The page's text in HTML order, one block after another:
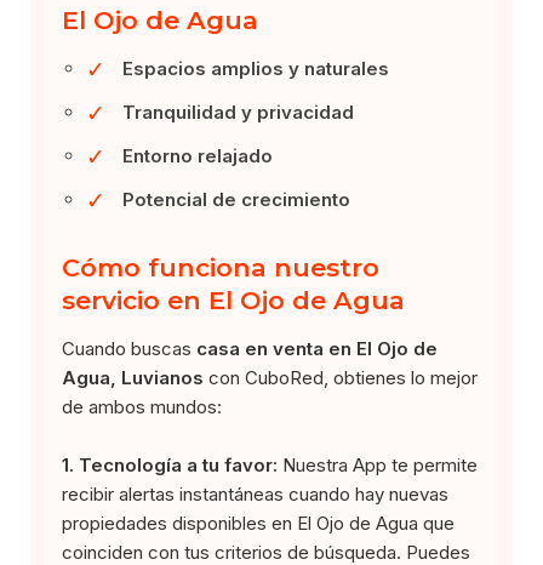
El Ojo de Agua
✓ Espacios amplios y naturales
✓ Tranquilidad y privacidad
✓ Entorno relajado
✓ Potencial de crecimiento
Cómo funciona nuestro
servicio en El Ojo de Agua
Cuando buscas casa en venta en El Ojo de
Agua, Luvianos con CuboRed, obtienes lo mejor
de ambos mundos:
1. Tecnología a tu favor: Nuestra App te permite
recibir alertas instantáneas cuando hay nuevas
propiedades disponibles en El Ojo de Agua que
coinciden con tus criterios de búsqueda. Puedes